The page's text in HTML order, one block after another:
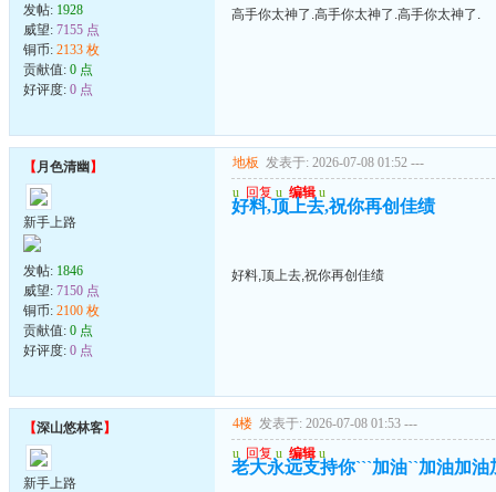
发帖: 1928
威望: 7155 点
铜币: 2133 枚
贡献值: 0 点
好评度: 0 点
高手你太神了.高手你太神了.高手你太神了.
【月色清幽 】
新手上路
发帖: 1846
威望: 7150 点
铜币: 2100 枚
贡献值: 0 点
好评度: 0 点
地板 发表于: 2026-07-08 01:52 ---
u 回复 u 编辑 u
好料,顶上去,祝你再创佳绩
好料,顶上去,祝你再创佳绩
【深山悠林客】
新手上路
4楼 发表于: 2026-07-08 01:53 ---
u 回复 u 编辑 u
老大永远支持你```加油``加油加油